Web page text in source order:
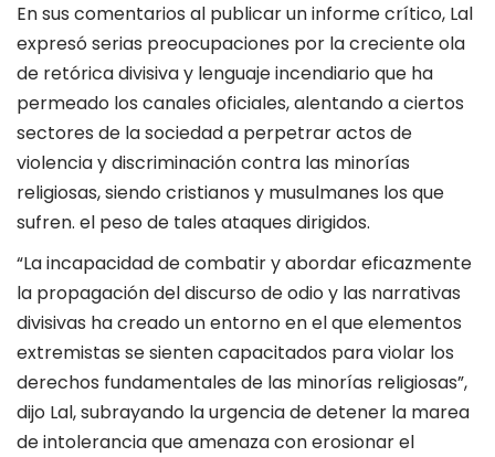
En sus comentarios al publicar un informe crítico, Lal
expresó serias preocupaciones por la creciente ola
de retórica divisiva y lenguaje incendiario que ha
permeado los canales oficiales, alentando a ciertos
sectores de la sociedad a perpetrar actos de
violencia y discriminación contra las minorías
religiosas, siendo cristianos y musulmanes los que
sufren. el peso de tales ataques dirigidos.
“La incapacidad de combatir y abordar eficazmente
la propagación del discurso de odio y las narrativas
divisivas ha creado un entorno en el que elementos
extremistas se sienten capacitados para violar los
derechos fundamentales de las minorías religiosas”,
dijo Lal, subrayando la urgencia de detener la marea
de intolerancia que amenaza con erosionar el